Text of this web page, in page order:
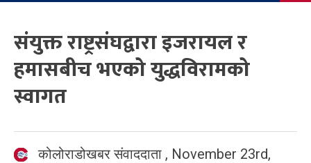
संयुक्त राष्ट्रसंघद्वारा इजरायल र
हमासबीच भएको युद्धविरामको
स्वागत
कोलोराडोखबर संवाददाता , November 23rd,